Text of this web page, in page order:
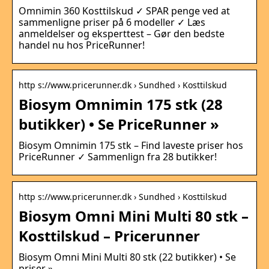
Omnimin 360 Kosttilskud ✓ SPAR penge ved at
sammenligne priser på 6 modeller ✓ Læs
anmeldelser og eksperttest – Gør den bedste
handel nu hos PriceRunner!
http s://www.pricerunner.dk › Sundhed › Kosttilskud
Biosym Omnimin 175 stk (28
butikker) • Se PriceRunner »
Biosym Omnimin 175 stk – Find laveste priser hos
PriceRunner ✓ Sammenlign fra 28 butikker!
http s://www.pricerunner.dk › Sundhed › Kosttilskud
Biosym Omni Mini Multi 80 stk –
Kosttilskud – Pricerunner
Biosym Omni Mini Multi 80 stk (22 butikker) • Se